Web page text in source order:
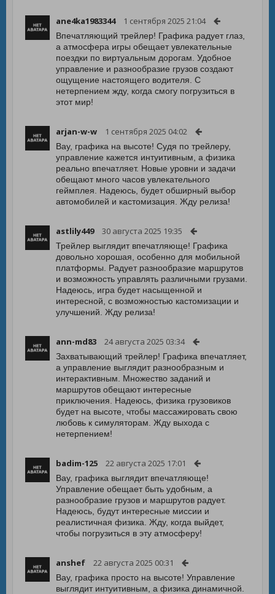
ane4ka1983344 1 сентября 2025 21:04
Впечатляющий трейлер! Графика радует глаз,
а атмосфера игры обещает увлекательные
поездки по виртуальным дорогам. Удобное
управление и разнообразие грузов создают
ощущение настоящего водителя. С
нетерпением жду, когда смогу погрузиться в
этот мир!
arjan-w-w 1 сентября 2025 04:02
Вау, графика на высоте! Судя по трейлеру,
управление кажется интуитивным, а физика
реально впечатляет. Новые уровни и задачи
обещают много часов увлекательного
геймплея. Надеюсь, будет обширный выбор
автомобилей и кастомизация. Жду релиза!
astlily449 30 августа 2025 19:35
Трейлер выглядит впечатляюще! Графика
довольно хорошая, особенно для мобильной
платформы. Радует разнообразие маршрутов
и возможность управлять различными грузами.
Надеюсь, игра будет насыщенной и
интересной, с возможностью кастомизации и
улучшений. Жду релиза!
ann-md83 24 августа 2025 03:34
Захватывающий трейлер! Графика впечатляет,
а управление выглядит разнообразным и
интерактивным. Множество заданий и
маршрутов обещают интересные
приключения. Надеюсь, физика грузовиков
будет на высоте, чтобы массажировать свою
любовь к симуляторам. Жду выхода с
нетерпением!
badim-125 22 августа 2025 17:01
Вау, графика выглядит впечатляюще!
Управление обещает быть удобным, а
разнообразие грузов и маршрутов радует.
Надеюсь, будут интересные миссии и
реалистичная физика. Жду, когда выйдет,
чтобы погрузиться в эту атмосферу!
anshef 22 августа 2025 00:31
Вау, графика просто на высоте! Управление
выглядит интуитивным, а физика динамичной.